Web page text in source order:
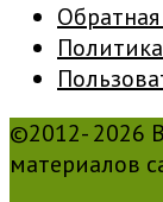
Обратная
©2012- 2026
материалов